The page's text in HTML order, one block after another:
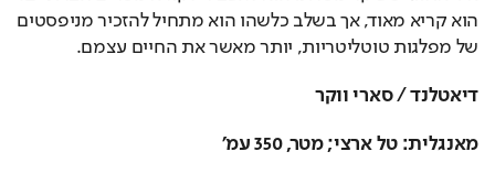
הוא קריא מאוד, אך בשלב כלשהו הוא מתחיל להזכיר מניפסטים
של מפלגות טוטליטריות, יותר מאשר את החיים עצמם.
דיאטלנד / סארי ווקר
מאנגלית: טל ארצי; מטר, 350 עמ'